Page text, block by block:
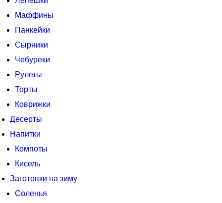
Маффины
Панкейки
Сырники
Чебуреки
Рулеты
Торты
Коврижки
Десерты
Напитки
Компоты
Кисель
Заготовки на зиму
Соленья